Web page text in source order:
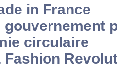
in France
gouvernement
circulaire
Fashion